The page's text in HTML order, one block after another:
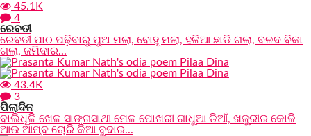
45.1K
4
ରେବତୀ
ରେବତୀ ପାଠ ପଢ଼ିବାରୁ ପୁଅ ମଲା, ବୋହୂ ମଲା, ହଳିଆ ଛାଡି ଗଲା, ବଳଦ ବିକା
ଗଲା, ଜମିଦାର...
43.4K
3
ପିଲାଦିନ
ବାଲିଧୂଳି ଖେଳ ସାଙ୍ଗସାଥୀ ମେଳ ପୋଖରୀ ଗାଧୁଆ ଡିଆଁ, ଖଜୁରୀର କୋଳି
ଆଉ ଆମ୍ବ ଚୋରି କିଆ ବୁଦାର...